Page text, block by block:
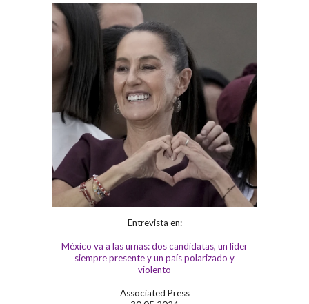
Entrevista en:
México va a las urnas: dos candidatas, un líder
siempre presente y un país polarizado y
violento
Associated Press